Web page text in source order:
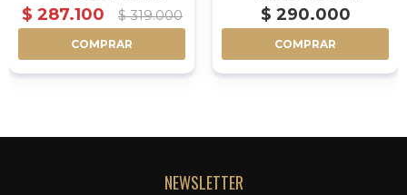
CONVENTINAL HVAC - TS-
1
$ 287.100 $ 319.000
COMPRAR
CONTROLLED OUTPUT
FOR SOLENOID VALVE
CONTROL (OA6-24)
$ 290.000
COMPRAR
NEWSLETTER